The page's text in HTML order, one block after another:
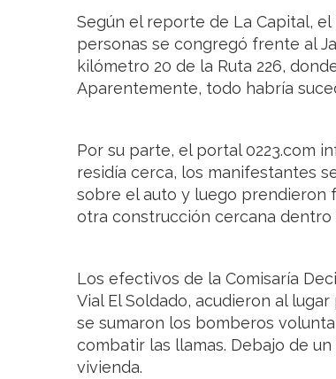
Según el reporte de La Capital,
personas se congregó frente al
kilómetro 20 de la Ruta 226,
Aparentemente, todo habría
Por su parte, el portal 0223.com
residía cerca, los manifestantes
sobre el auto y luego prendieron
otra construcción cercana dentro
Los efectivos de la Comisaría
Vial El Soldado, acudieron al
se sumaron los bomberos
combatir las llamas. Debajo de
vivienda.